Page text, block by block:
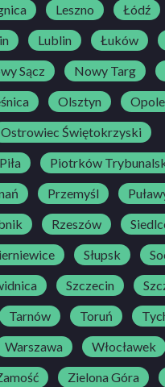
Leszno Łódź
Lublin Łuków
Sącz Nowy Targ
Olsztyn
Opole
Ostrowiec Świętokrzyski
Piła
Piotrków
Przemyśl
Rzeszów
Słupsk
Szczecin
Tarnów Toruń
Warszawa
Włocławek
Zielona Góra